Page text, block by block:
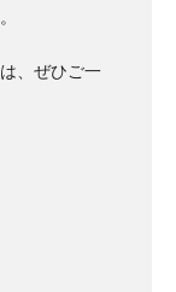
、ぜひご一